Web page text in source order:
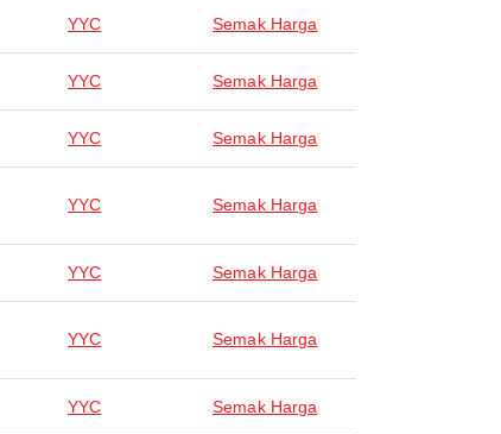
YYC Semak Harga
YYC Semak Harga
YYC Semak Harga
YYC Semak Harga
YYC Semak Harga
YYC Semak Harga
YYC Semak Harga